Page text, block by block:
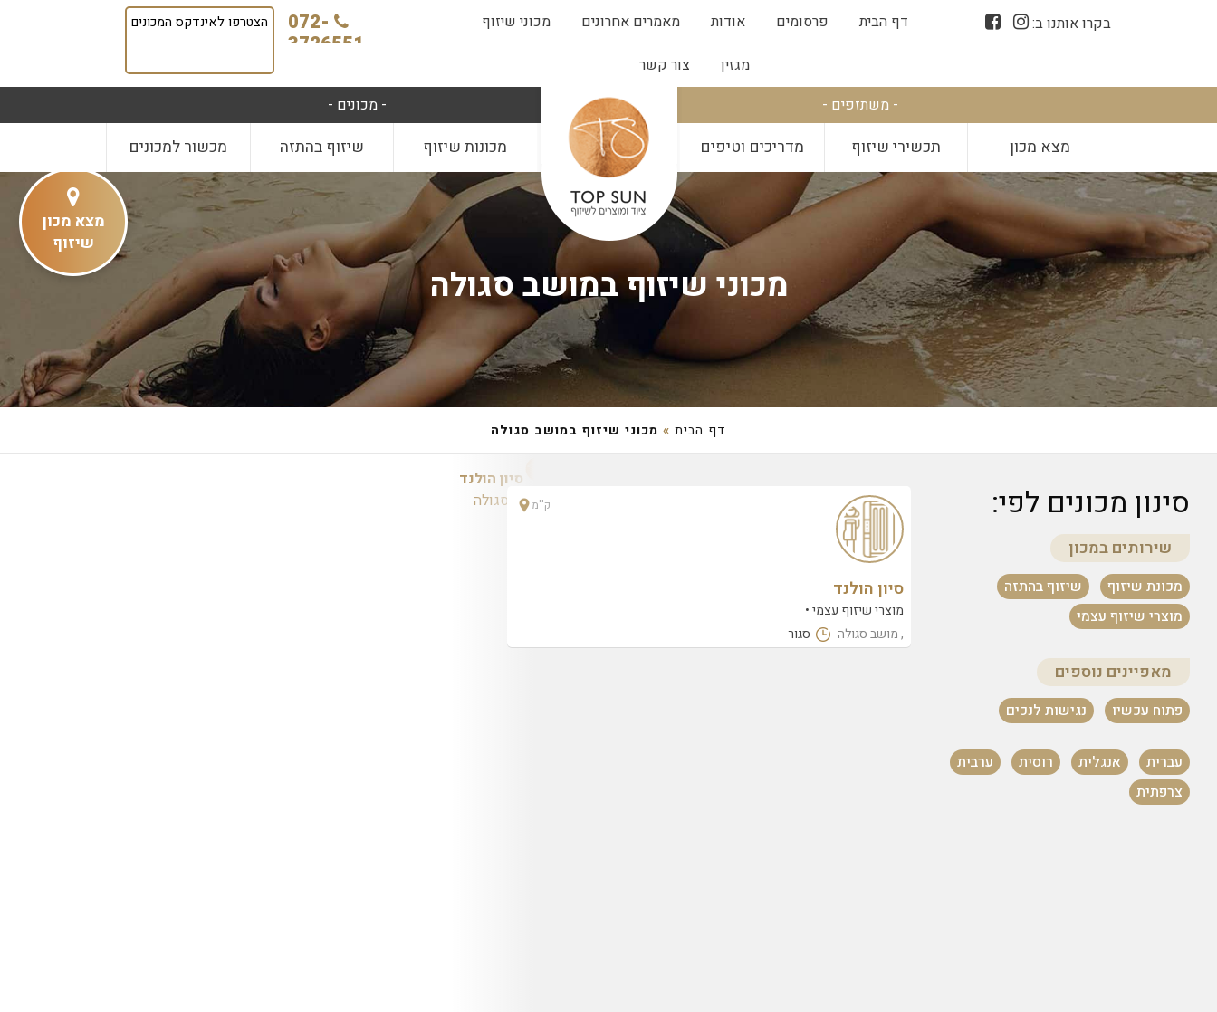
בקרו אותנו ב: דף הבית פרסומים אודות מאמרים אחרונים
מכוני שיזוף
מגזין
צור קשר
072-
3726551
הצטרפו לאינדקס המכונים
- משתזפים - - מכונים -
מצא מכון תכשירי שיזוף מדריכים וטיפים מכונות שיזוף שיזוף בהתזה מכשור למכונים
מכוני שיזוף במושב סגולה
דף הבית » מכוני שיזוף במושב סגולה
סינון מכונים לפי:
שירותים במכון
מכונת שיזוף
שיזוף בהתזה
מוצרי שיזוף עצמי
מאפיינים נוספים
פתוח עכשיו נגישות לנכים
עברית אנגלית רוסית
ערבית
צרפתית
סיון הולנד
מוצרי שיזוף עצמי
, מושב סגולה
סגור
ק''מ
סיון הולנד
, מושב סגולה
מצא מכון
שיזוף